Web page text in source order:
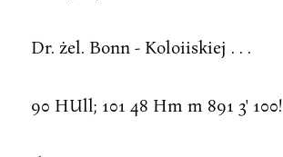
Dr. żel. Bonn - Koloiiskiej . . .
90 HUll; 101 48 Hm m 891 3' 100!